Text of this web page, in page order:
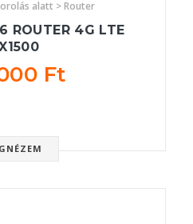
alatt > Router
ROUTER 4G LTE
Ft